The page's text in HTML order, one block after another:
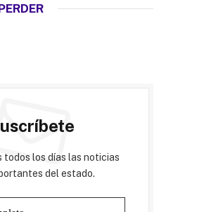
todos los días las noticias
del estado.